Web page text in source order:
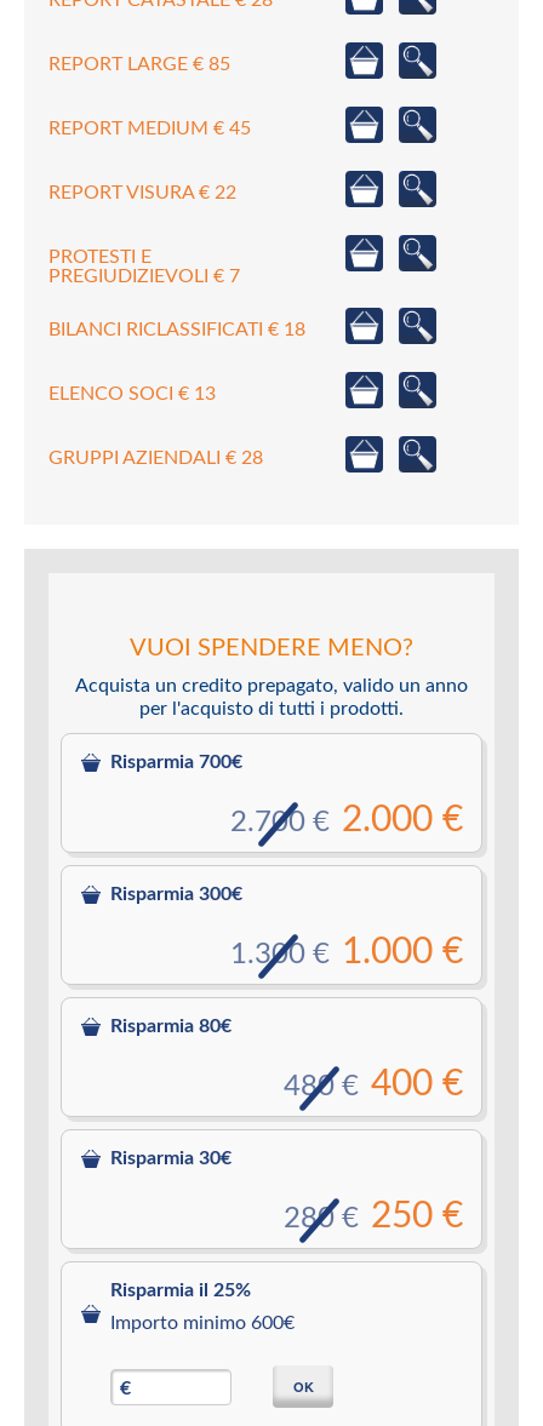
REPORT LARGE € 85
REPORT MEDIUM € 45
REPORT VISURA € 22
PROTESTI E
PREGIUDIZIEVOLI € 7
BILANCI RICLASSIFICATI € 18
ELENCO SOCI € 13
GRUPPI AZIENDALI € 28
VUOI SPENDERE MENO?
Acquista un credito prepagato, valido un anno
per l'acquisto di tutti i prodotti.
Risparmia 700€
2.000 €
2.700 €
Risparmia 300€
1.000 €
1.300 €
Risparmia 80€
400 €
480 €
Risparmia 30€
250 €
280 €
Risparmia il 25%
Importo minimo 600€
€ OK